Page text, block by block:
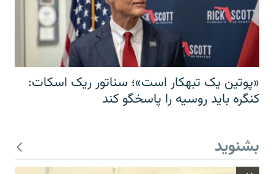
«پوتین یک تبهکار است»؛ سناتور ریک اسکات:
کنگره باید روسیه را پاسخگو کند
بشنوید